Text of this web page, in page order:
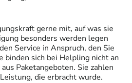
gerne mit, auf was sie
besonders werden legen
Service in Anspruch, den Sie
binden sich bei Helpling nicht an
Paketangeboten. Sie zahlen
die erbracht wurde.